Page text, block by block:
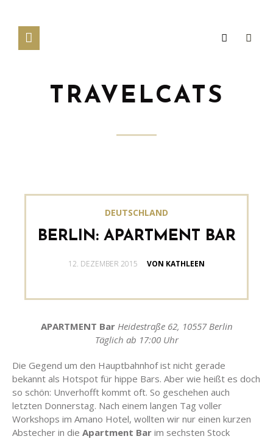
TRAVELCATS
DEUTSCHLAND
BERLIN: APARTMENT BAR
GESCHRIEBEN
12. DEZEMBER 2015 VON KATHLEEN
APARTMENT Bar Heidestraße 62, 10557 Berlin
Täglich ab 17:00 Uhr
Die Gegend um den Hauptbahnhof ist nicht gerade
bekannt als Hotspot für hippe Bars. Aber wie heißt es doch
so schön: Unverhofft kommt oft. So geschehen auch
letzten Donnerstag. Nach einem langen Tag voller
Workshops im Amano Hotel, wollten wir nur einen kurzen
Abstecher in die Apartment Bar im sechsten Stock